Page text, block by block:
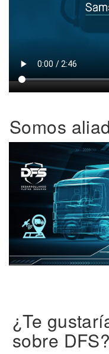
Somos
¿Te
sobre DFS?